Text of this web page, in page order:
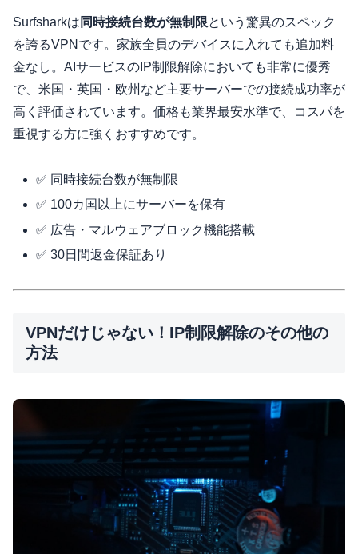
Surfsharkは 同時接続台数が無制限という驚異のスペック
を誇るVPNです。家族全員のデバイスに入れても追加料
金なし。AIサービスのIP制限解除においても非常に優秀
で、米国・英国・欧州など主要サーバーでの接続成功率が
高く評価されています。価格も業界最安水準で、コスパを
重視する方に強くおすすめです。
✅ 同時接続台数が無制限
✅ 100カ国以上にサーバーを保有
✅ 広告・マルウェアブロック機能搭載
✅ 30日間返金保証あり
VPNだけじゃない！IP制限解除のその他の
方法